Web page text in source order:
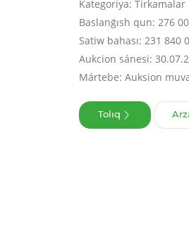
Kategoriya: Tirkamalar
Baslanǵısh qun: 276
Satiw bahası: 231 840
Aukcion sánesi:
Mártebe: Auksion
Tolıq